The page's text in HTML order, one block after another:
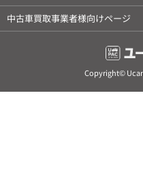
中古車買取事業者様向けページ
Copyright©